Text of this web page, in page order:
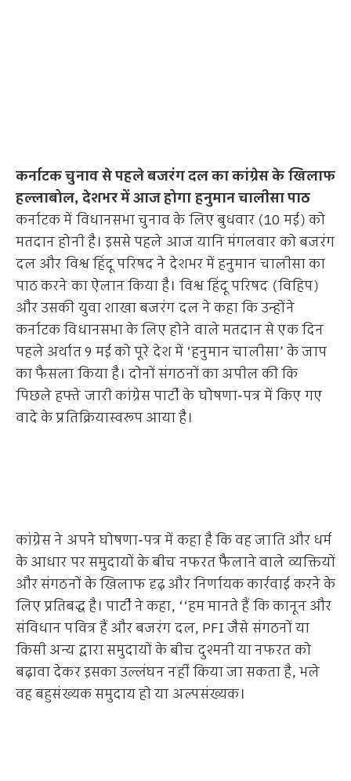
कर्नाटक चुनाव से पहले बजरंग दल का कांग्रेस के खिलाफ
हल्लाबोल, देशभर में आज होगा हनुमान चालीसा पाठ
कर्नाटक में विधानसभा चुनाव के लिए बुधवार (10 मई) को
मतदान होनी है। इससे पहले आज यानि मंगलवार को बजरंग
दल और विश्व हिंदू परिषद ने देशभर में हनुमान चालीसा का
पाठ करने का ऐलान किया है। विश्व हिंदू परिषद (विहिप)
और उसकी युवा शाखा बजरंग दल ने कहा कि उन्होंने
कर्नाटक विधानसभा के लिए होने वाले मतदान से एक दिन
पहले अर्थात 9 मई को पूरे देश में ‘हनुमान चालीसा’ के जाप
का फैसला किया है। दोनों संगठनों का अपील की कि
पिछले हफ्ते जारी कांग्रेस पार्टी के घोषणा-पत्र में किए गए
वादे के प्रतिक्रियास्वरूप आया है।
कांग्रेस ने अपने घोषणा-पत्र में कहा है कि वह जाति और धर्म
के आधार पर समुदायों के बीच नफरत फैलाने वाले व्यक्तियों
और संगठनों के खिलाफ दृढ़ और निर्णायक कार्रवाई करने के
लिए प्रतिबद्ध है। पार्टी ने कहा, ‘‘हम मानते हैं कि कानून और
संविधान पवित्र हैं और बजरंग दल, PFI जैसे संगठनों या
किसी अन्य द्वारा समुदायों के बीच दुश्मनी या नफरत को
बढ़ावा देकर इसका उल्लंघन नहीं किया जा सकता है, भले
वह बहुसंख्यक समुदाय हो या अल्पसंख्यक।